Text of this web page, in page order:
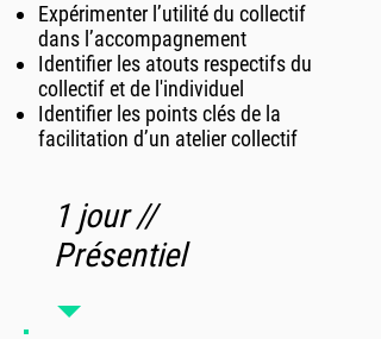
Expérimenter l’utilité du collectif
dans l’accompagnement
Identifier les atouts respectifs du
collectif et de l'individuel
Identifier les points clés de la
facilitation d’un atelier collectif
1 jour //
Présentiel